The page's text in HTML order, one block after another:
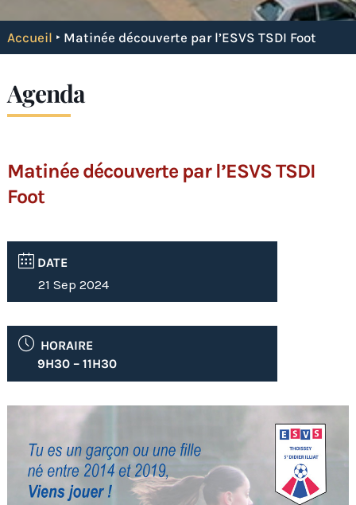
Accueil ‣ Matinée découverte par l’ESVS TSDI Foot
Agenda
Matinée découverte par l’ESVS TSDI
Foot
DATE
21 Sep 2024
HORAIRE
9H30 – 11H30